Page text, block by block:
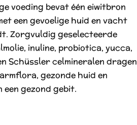
voeding bevat één eiwitbron
een gevoelige huid en vacht
Zorgvuldig geselecteerde
inuline, probiotica, yucca,
Schüssler celmineralen dragen
gezonde huid en
gezond gebit.